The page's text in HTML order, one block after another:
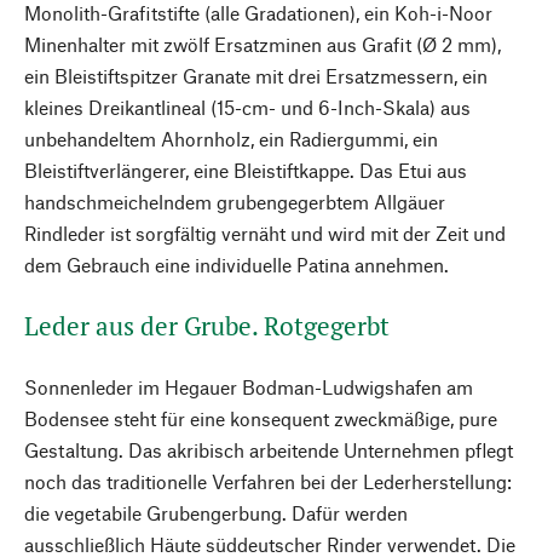
Monolith-Grafitstifte (alle Gradationen), ein Koh-i-Noor
Minenhalter mit zwölf Ersatzminen aus Grafit (Ø 2 mm),
ein Bleistiftspitzer Granate mit drei Ersatzmessern, ein
kleines Dreikantlineal (15-cm- und 6-Inch-Skala) aus
unbehandeltem Ahornholz, ein Radiergummi, ein
Bleistiftverlängerer, eine Bleistiftkappe. Das Etui aus
handschmeichelndem grubengegerbtem Allgäuer
Rindleder ist sorgfältig vernäht und wird mit der Zeit und
dem Gebrauch eine individuelle Patina annehmen.
Leder aus der Grube. Rotgegerbt
Sonnenleder im Hegauer Bodman-Ludwigshafen am
Bodensee steht für eine konsequent zweckmäßige, pure
Gestaltung. Das akribisch arbeitende Unternehmen pflegt
noch das traditionelle Verfahren bei der Lederherstellung:
die vegetabile Grubengerbung. Dafür werden
ausschließlich Häute süddeutscher Rinder verwendet. Die